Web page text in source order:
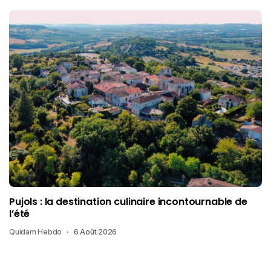
Pujols : la destination culinaire incontournable de
l’été
Quidam Hebdo 6 Août 2026